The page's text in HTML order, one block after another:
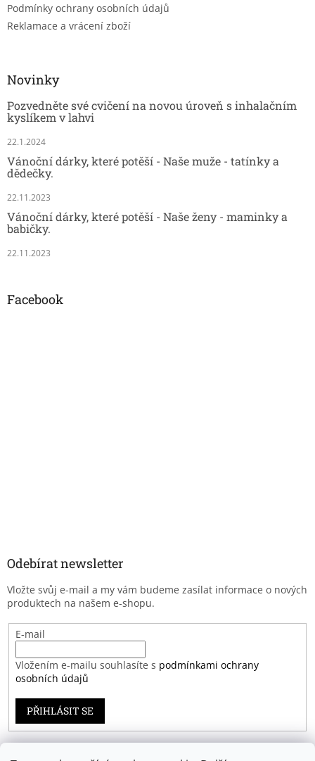
Podmínky ochrany osobních údajů
Reklamace a vrácení zboží
Novinky
Pozvedněte své cvičení na novou úroveň s inhalačním
kyslíkem v lahvi
22.1.2024
Vánoční dárky, které potěší - Naše muže - tatínky a
dědečky.
22.11.2023
Vánoční dárky, které potěší - Naše ženy - maminky a
babičky.
22.11.2023
Facebook
Odebírat newsletter
Vložte svůj e-mail a my vám budeme zasílat informace o nových
produktech na našem e-shopu.
E-mail
Vložením e-mailu souhlasíte s podmínkami ochrany
osobních údajů
PŘIHLÁSIT SE